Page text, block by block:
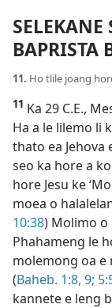
SELEKANE
BAPRISTA
11. Ho tlile joang
11 Ka 29 C.E.,
Ha a le lilemo li
thato ea Jehova
seo ka hore a
hore Jesu ke
moea o
10:38) Molimo o
Phahameng le
molemong oa e
(Baheb. 1:8, 9;
kannete e leng